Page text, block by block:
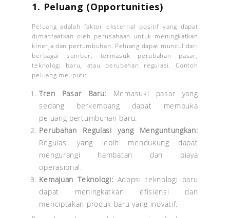
1. Peluang (Opportunities)
Peluang adalah faktor eksternal positif yang dapat
dimanfaatkan oleh perusahaan untuk meningkatkan
kinerja dan pertumbuhan. Peluang dapat muncul dari
berbagai sumber, termasuk perubahan pasar,
teknologi baru, atau perubahan regulasi. Contoh
peluang meliputi:
Tren Pasar Baru: Memasuki pasar yang
sedang berkembang dapat membuka
peluang pertumbuhan baru.
Perubahan Regulasi yang Menguntungkan:
Regulasi yang lebih mendukung dapat
mengurangi hambatan dan biaya
operasional.
Kemajuan Teknologi: Adopsi teknologi baru
dapat meningkatkan efisiensi dan
menciptakan produk baru yang inovatif.